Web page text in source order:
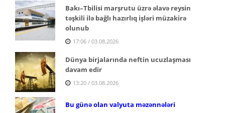
Bakı–Tbilisi marşrutu üzrə əlavə reysin
təşkili ilə bağlı hazırlıq işləri müzakirə
olunub
17:06 / 03.08.2026
Dünya birjalarında neftin ucuzlaşması
davam edir
13:20 / 03.08.2026
Bu günə olan valyuta məzənnələri